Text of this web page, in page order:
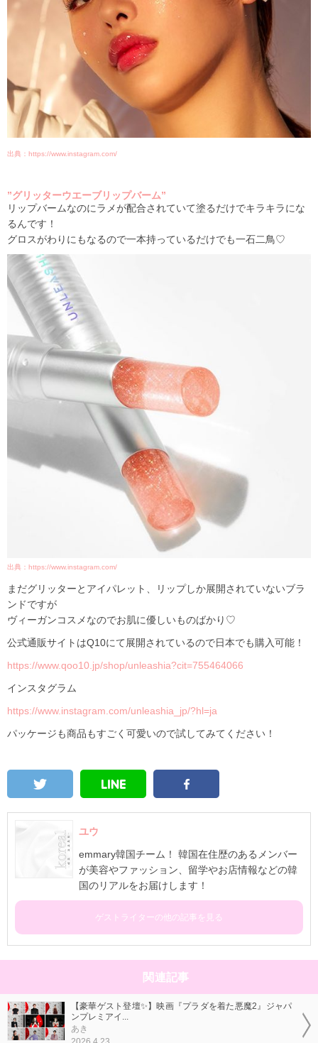
出典：https://www.instagram.com/
”グリッターウエーブリップバーム”
リップバームなのにラメが配合されていて塗るだけでキラキラにな
るんです！
グロスがわりにもなるので一本持っているだけでも一石二鳥♡
出典：https://www.instagram.com/
まだグリッターとアイパレット、リップしか展開されていないブラ
ンドですが
ヴィーガンコスメなのでお肌に優しいものばかり♡
公式通販サイトはQ10にて展開されているので日本でも購入可能！
https://www.qoo10.jp/shop/unleashia?cit=755464066
インスタグラム
https://www.instagram.com/unleashia_jp/?hl=ja
パッケージも商品もすごく可愛いので試してみてください！
ユウ
emmary韓国チーム！ 韓国在住歴のあるメンバー
が美容やファッション、留学やお店情報などの韓
国のリアルをお届けします！
ゲストライターの他の記事を見る
関連記事
【豪華ゲスト登壇✨】映画『プラダを着た悪魔2』ジャパ
ンプレミアイ...
あき